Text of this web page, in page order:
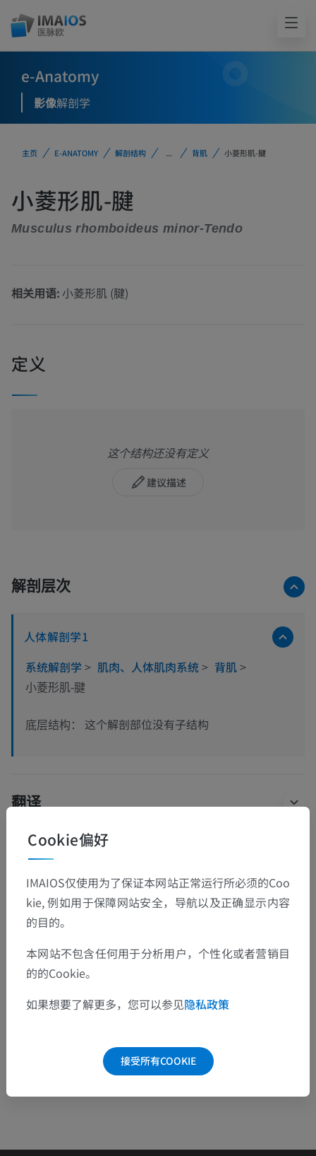
e-Anatomy
影像解剖学
主页 E-ANATOMY 解剖结构 ... 背肌 小菱形肌-腱
小菱形肌-腱
Musculus rhomboideus minor-Tendo
相关用语: 小菱形肌 (腱)
定义
这个结构还没有定义
建议描述
解剖层次
人体解剖学1
系统解剖学 > 肌肉、人体肌肉系统> 背肌>
小菱形肌-腱
底层结构： 这个解剖部位没有子结构
翻译
欢迎提出更正、翻译或内容改进的建议。
Cookie偏好
IMAIOS仅使用为了保证本网站正常运行所必须的Coo
kie, 例如用于保障网站安全，导航以及正确显示内容
的目的。
本网站不包含任何用于分析用户，个性化或者营销目
的的Cookie。
如果想要了解更多，您可以参见隐私政策
接受所有COOKIE